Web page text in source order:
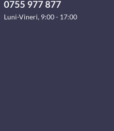
0755 977 877
Luni-Vineri, 9:00 - 17:00